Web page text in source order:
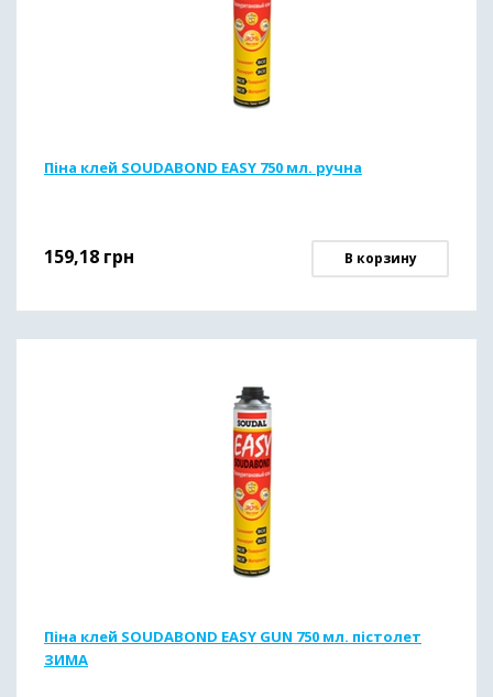
Піна клей SOUDABOND EASY 750 мл. ручна
159,18 грн В корзину
Піна клей SOUDABOND EASY GUN 750 мл. пістолет
ЗИМА